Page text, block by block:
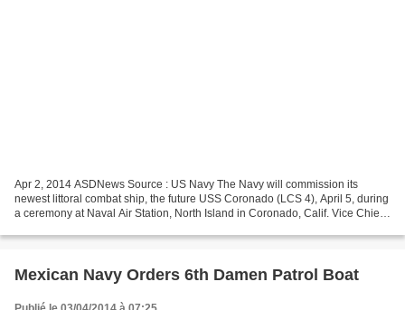
Apr 2, 2014 ASDNews Source : US Navy The Navy will commission its
newest littoral combat ship, the future USS Coronado (LCS 4), April 5, during
a ceremony at Naval Air Station, North Island in Coronado, Calif. Vice Chief
Mexican Navy Orders 6th Damen Patrol Boat